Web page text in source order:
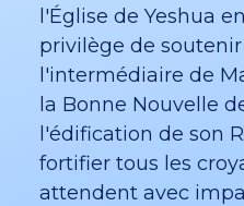
l'Église de Yeshua
privilège de
l'intermédiaire de
la Bonne Nouvelle
l'édification de son
fortifier tous les
attendent avec